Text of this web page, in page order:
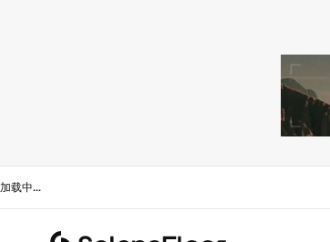
加载中...